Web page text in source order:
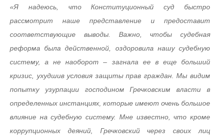
«Я надеюсь, что Конституционный суд быстро
рассмотрит наше представление и предоставит
соответствующие выводы. Важно, чтобы судебная
реформа была действенной, оздоровила нашу судебную
систему, а не наоборот – загнала ее в еще больший
кризис, ухудшив условия защиты прав граждан. Мы видим
попытку узурпации господином Гречковским власти в
определенных инстанциях, которые имеют очень большое
влияние на судебную систему. Мне известно, что кроме
коррупционных деяний, Гречковский через своих лиц